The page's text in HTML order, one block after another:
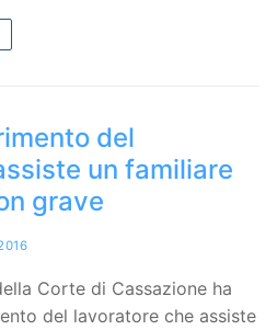
del
un familiare
grave
Corte di Cassazione ha
del lavoratore che assiste